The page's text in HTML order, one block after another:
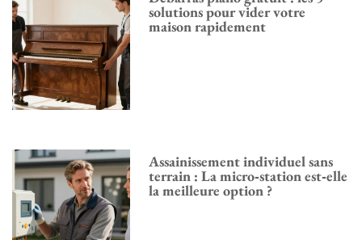
solutions pour vider votre
maison rapidement
Assainissement individuel sans
terrain : La micro‑station est‑elle
la meilleure option ?